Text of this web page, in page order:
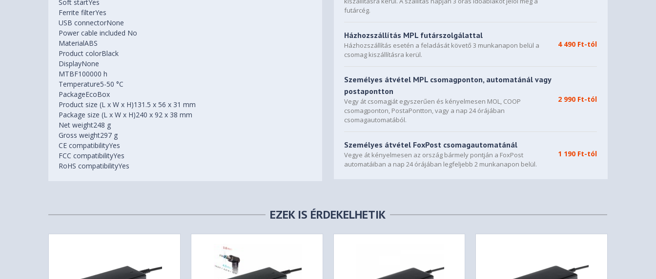
Soft startYes
Ferrite filterYes
USB connectorNone
Power cable included No
MaterialABS
Product colorBlack
DisplayNone
MTBF100000 h
Temperature5-50 °C
PackageEcoBox
Product size (L x W x H)131.5 x 56 x 31 mm
Package size (L x W x H)240 x 92 x 38 mm
Net weight248 g
Gross weight297 g
CE compatibilityYes
FCC compatibilityYes
RoHS compatibilityYes
futárcég.
Házhozszállítás MPL futárszolgálattal
Házhozszállítás esetén a feladását követő 3 munkanapon belül a
csomag kiszállításra kerül.
4 490 Ft-tól
Személyes átvétel MPL csomagponton, automatánál vagy
postapontton
Vegy át csomagját egyszerűen és kényelmesen MOL, COOP
csomagponton, PostaPontton, vagy a nap 24 órájában
csomagautomatából.
2 990 Ft-tól
Személyes átvétel FoxPost csomagautomatánál
Vegye át kényelmesen az ország bármely pontján a FoxPost
automatáiban a nap 24 órájában legfeljebb 2 munkanapon belül.
1 190 Ft-tól
EZEK IS ÉRDEKELHETIK